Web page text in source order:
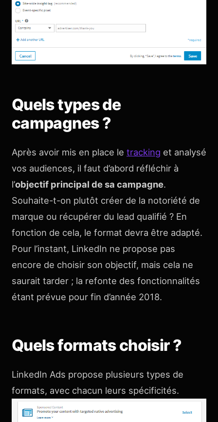
Quels types de
campagnes ?
Après avoir mis en place le tracking et analysé
vos audiences, il faut d’abord réfléchir à
l’objectif principal de sa campagne.
Souhaite-t-on plutôt créer de la notoriété de
marque ou récupérer du lead qualifié ? En
fonction de cela, le format devra être adapté.
Pour l’instant, LinkedIn ne propose pas
encore de choisir son objectif, mais cela ne
saurait tarder ; la refonte des fonctionnalités
étant prévue pour fin d’année 2018.
Quels formats choisir ?
LinkedIn Ads propose plusieurs types de
formats, avec chacun leurs spécificités.